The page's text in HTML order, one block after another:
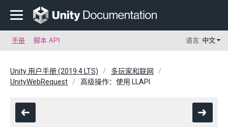
手册 脚本 API 语言: 中文
Unity 用户手册 (2019.4 LTS)
多玩家和联网
UnityWebRequest
高级操作：使用 LLAPI